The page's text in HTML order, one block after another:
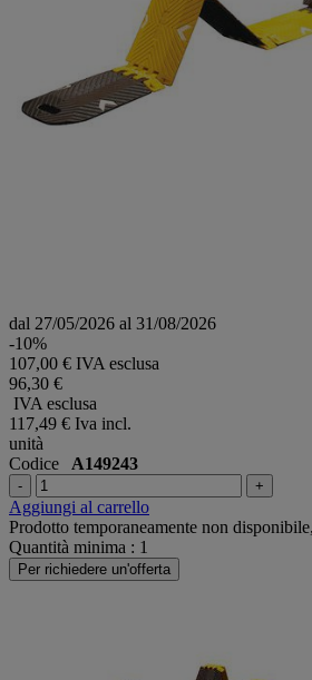
dal 27/05/2026 al 31/08/2026
-10%
107,00 € IVA esclusa
96,30 €
IVA esclusa
117,49 € Iva incl.
unità
Codice A149243
- +
Aggiungi al carrello
Prodotto temporaneamente non
Quantità minima : 1
Per richiedere un'offerta